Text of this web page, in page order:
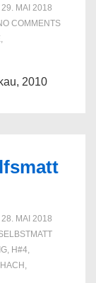
29. MAI 2018
COMMENTS
,
2010
28. MAI 2018
, H#4,
,